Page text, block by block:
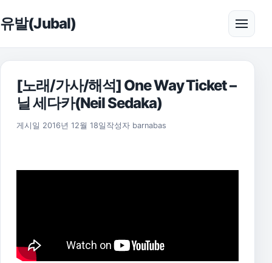
유발(Jubal) 메뉴
[노래/가사/해석] One Way Ticket –
닐 세다카(Neil Sedaka)
게시일 2016년 12월 18일 2021년 7월 26일
작성자 barnabas